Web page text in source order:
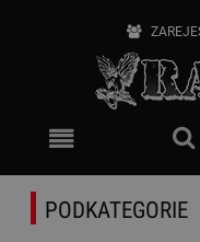
PODKATEGORIE